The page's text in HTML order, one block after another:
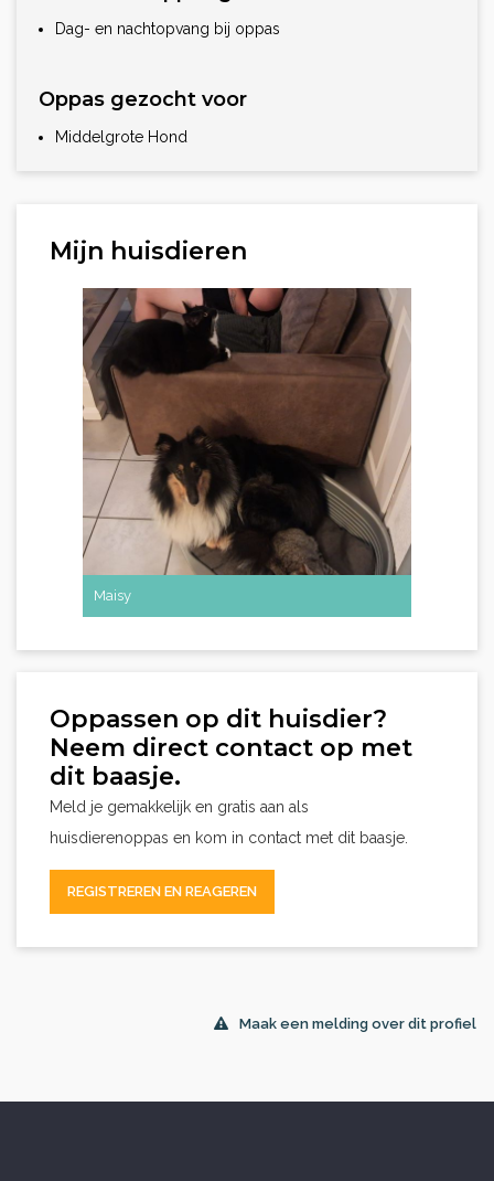
Dag- en nachtopvang bij oppas
Oppas gezocht voor
Middelgrote Hond
Mijn huisdieren
Maisy
Oppassen op dit huisdier?
Neem direct contact op met
dit baasje.
Meld je gemakkelijk en gratis aan als
huisdierenoppas en kom in contact met dit baasje.
REGISTREREN EN REAGEREN
Maak een melding over dit profiel